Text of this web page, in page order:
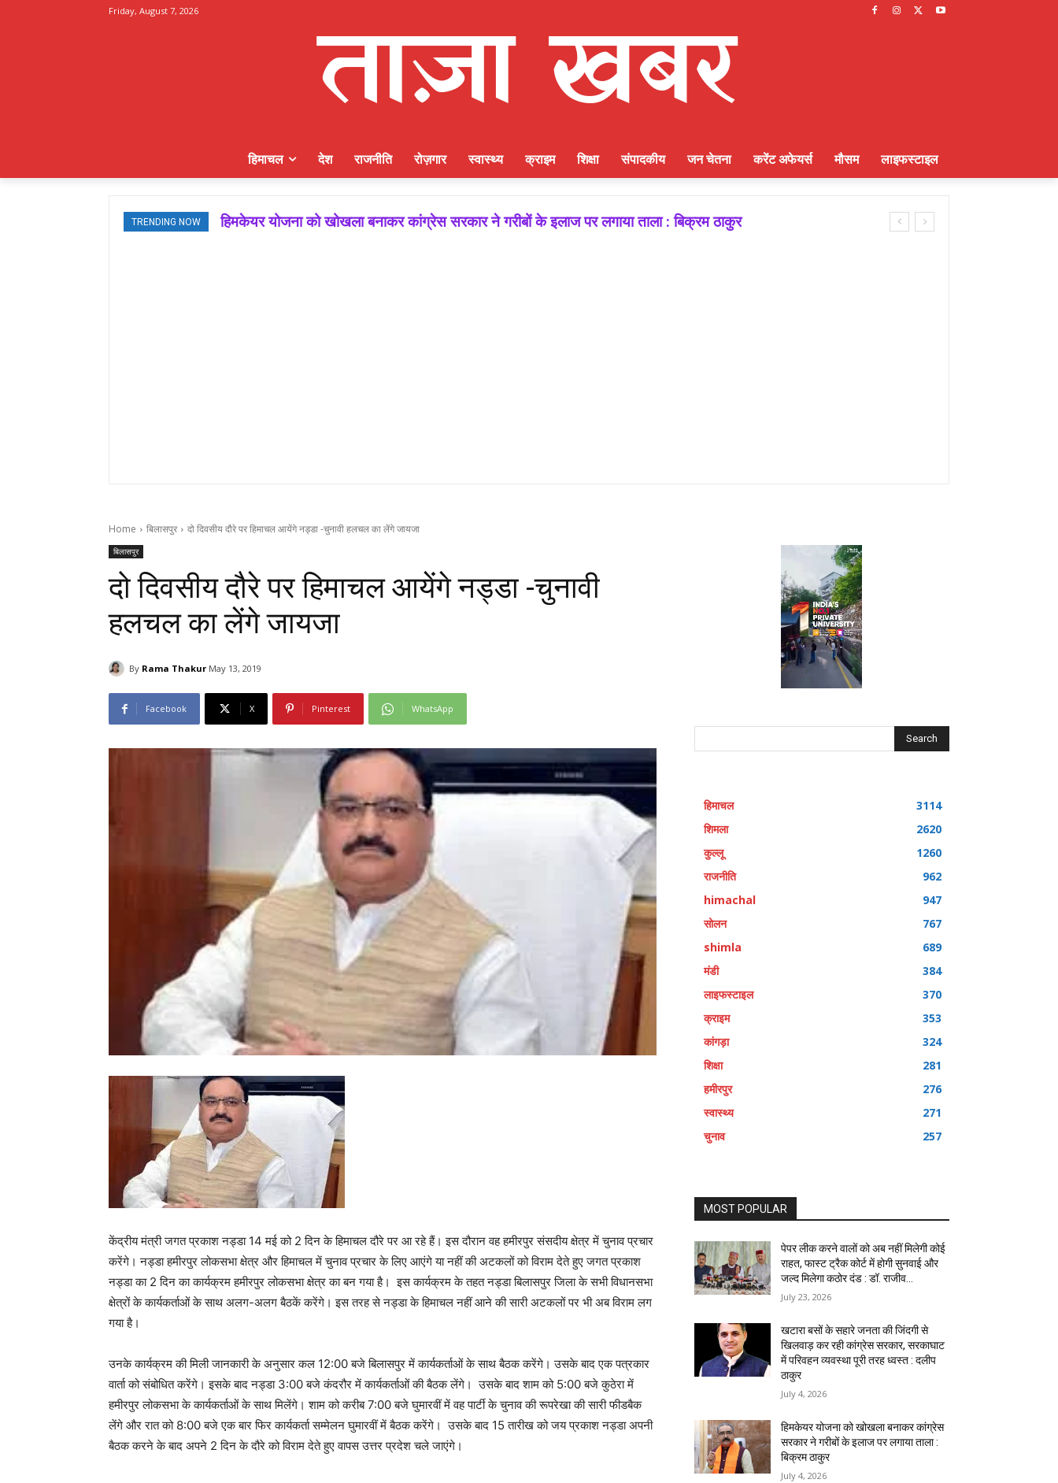
Friday, August 7, 2026
हिमाचल देश राजनीति रोज़गार स्वास्थ्य क्राइम शिक्षा संपादकीय जन चेतना करेंट अफेयर्स मौसम लाइफस्टाइल
TRENDING NOW हिमकेयर योजना को खोखला बनाकर कांग्रेस सरकार ने गरीबों के इलाज पर लगाया ताला : बिक्रम ठाकुर
Home बिलासपुर दो दिवसीय दौरे पर हिमाचल आयेंगे नड्डा -चुनावी हलचल का लेंगे जायजा
बिलासपुर
दो दिवसीय दौरे पर हिमाचल आयेंगे नड्डा -चुनावी
हलचल का लेंगे जायजा
By Rama Thakur May 13, 2019
Facebook X Pinterest WhatsApp
केंद्रीय मंत्री जगत प्रकाश नड्डा 14 मई को 2 दिन के हिमाचल दौरे पर आ रहे हैं। इस दौरान वह हमीरपुर संसदीय क्षेत्र में चुनाव प्रचार
करेंगे। नड्डा हमीरपुर लोकसभा क्षेत्र और हिमाचल में चुनाव प्रचार के लिए आएंगे या नहीं की अटकलों को विराम देते हुए जगत प्रकाश
नड्डा का 2 दिन का कार्यक्रम हमीरपुर लोकसभा क्षेत्र का बन गया है। इस कार्यक्रम के तहत नड्डा बिलासपुर जिला के सभी विधानसभा
क्षेत्रों के कार्यकर्ताओं के साथ अलग-अलग बैठकें करेंगे। इस तरह से नड्डा के हिमाचल नहीं आने की सारी अटकलों पर भी अब विराम लग
गया है।
उनके कार्यक्रम की मिली जानकारी के अनुसार कल 12:00 बजे बिलासपुर में कार्यकर्ताओं के साथ बैठक करेंगे। उसके बाद एक पत्रकार
वार्ता को संबोधित करेंगे। इसके बाद नड्डा 3:00 बजे कंदरौर में कार्यकर्ताओं की बैठक लेंगे। उसके बाद शाम को 5:00 बजे कुठेरा में
हमीरपुर लोकसभा के कार्यकर्ताओं के साथ मिलेंगे। शाम को करीब 7:00 बजे घुमारवीं में वह पार्टी के चुनाव की रूपरेखा की सारी फीडबैक
लेंगे और रात को 8:00 बजे एक बार फिर कार्यकर्ता सम्मेलन घुमारवीं में बैठक करेंगे। उसके बाद 15 तारीख को जय प्रकाश नड्डा अपनी
बैठक करने के बाद अपने 2 दिन के दौरे को विराम देते हुए वापस उत्तर प्रदेश चले जाएंगे।
Search
हिमाचल
3114
शिमला
2620
कुल्लू
1260
राजनीति
962
himachal
947
सोलन
767
shimla
689
मंडी
384
लाइफस्टाइल
370
क्राइम
353
कांगड़ा
324
शिक्षा
281
हमीरपुर
276
स्वास्थ्य
271
चुनाव
257
MOST POPULAR
पेपर लीक करने वालों को अब नहीं मिलेगी कोई
राहत, फास्ट ट्रैक कोर्ट में होगी सुनवाई और
जल्द मिलेगा कठोर दंड : डॉ. राजीव...
July 23, 2026
खटारा बसों के सहारे जनता की जिंदगी से
खिलवाड़ कर रही कांग्रेस सरकार, सरकाघाट
में परिवहन व्यवस्था पूरी तरह ध्वस्त : दलीप
ठाकुर
July 4, 2026
हिमकेयर योजना को खोखला बनाकर कांग्रेस
सरकार ने गरीबों के इलाज पर लगाया ताला :
बिक्रम ठाकुर
July 4, 2026